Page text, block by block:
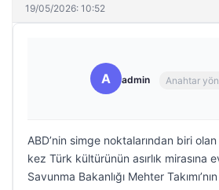
19/05/2026: 10:52
A admin Anahtar
ABD’nin simge noktalarından biri
kez Türk kültürünün asırlık mirasına
Savunma Bakanlığı Mehter